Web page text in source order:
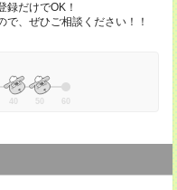
録だけでOK！
、ぜひご相談ください！！
40 50 60